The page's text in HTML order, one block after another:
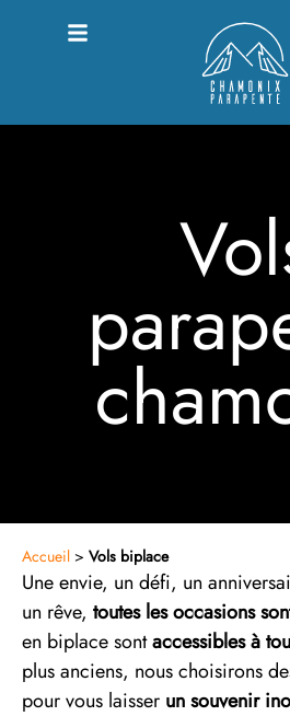
Accueil > Vols biplace
Une envie, un défi, un
un rêve, toutes les occasions
en biplace sontaccessibles à
plus anciens, nous choisirons
pour vous laisser un souvenir